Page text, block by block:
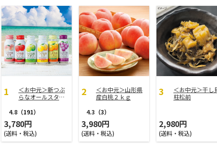
＜お中元＞新つぶ
らなオールスター
4.8 （191）
3,780円
(送料・税込)
＜お中元＞山形県
産白桃２ｋｇ
4.3 （3）
3,980円
(送料・税込)
＜お中元＞干し
柱松前
2,980円
(送料・税込)